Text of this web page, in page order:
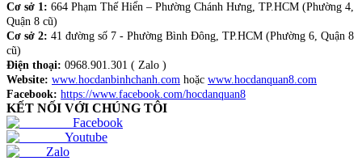
Cơ sở 1: 664 Phạm Thế Hiển – Phường Chánh Hưng, TP.HCM (Phường 4,
Quận 8 cũ)
Cơ sở 2: 41 đường số 7 - Phường Bình Đông, TP.HCM (Phường 6, Quận 8
cũ)
Điện thoại: 0968.901.301 ( Zalo )
Website: www.hocdanbinhchanh.com hoặc www.hocdanquan8.com
Facebook: https://www.facebook.com/hocdanquan8
KẾT NỐI VỚI CHÚNG TÔI
Facebook
Youtube
Zalo